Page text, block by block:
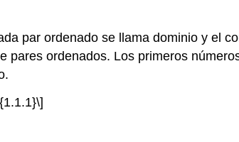
par ordenado se llama dominio y el
ordenados. Los primeros